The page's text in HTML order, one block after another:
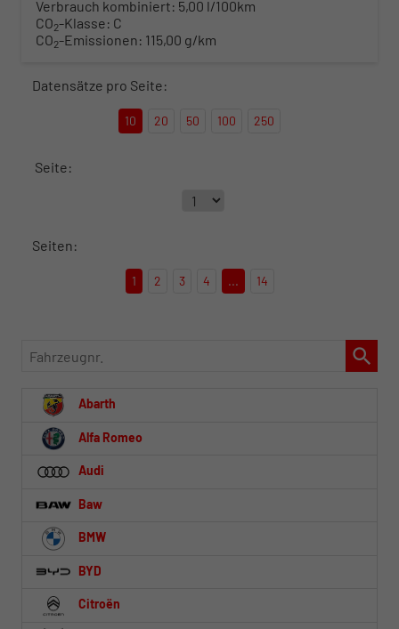
Verbrauch kombiniert: 5,00 l/100km
CO2-Klasse: C
CO2-Emissionen: 115,00 g/km
Datensätze pro Seite:
10 20 50 100 250
Seite:
Seiten:
1 2 3 4 ... 14
Fahrzeugnr.
Abarth
Alfa Romeo
Audi
Baw
BMW
BYD
Citroën